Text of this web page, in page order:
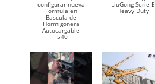
configurar nueva
Fórmula en
Bascula de
Hormigonera
Autocargable
F540
LiuGong Serie E
Heavy Duty